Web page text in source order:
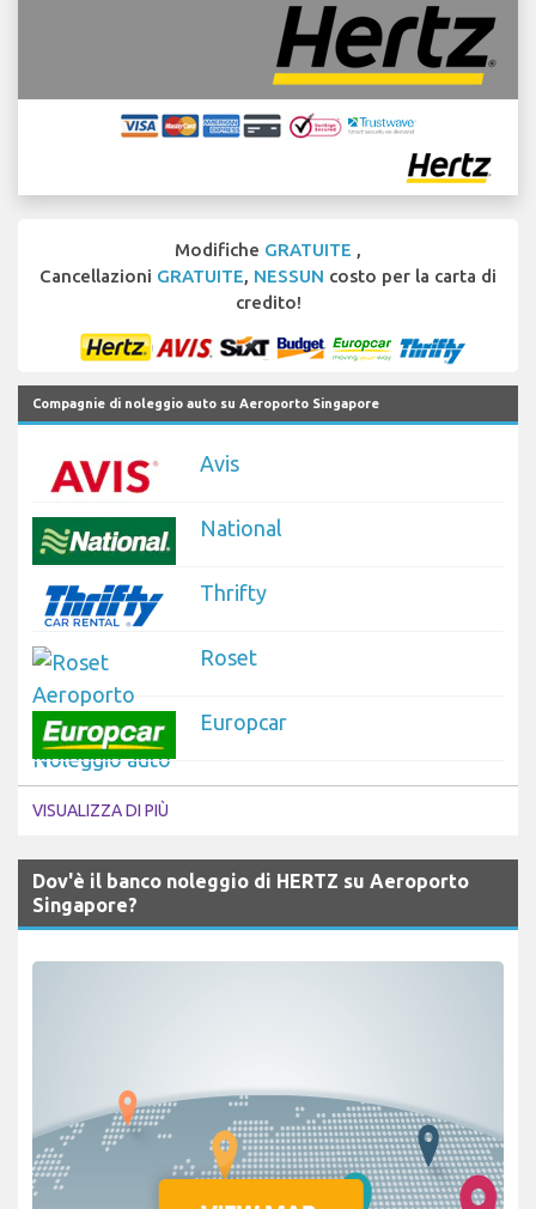
Modifiche GRATUITE ,
Cancellazioni GRATUITE, NESSUN costo per la carta di
credito!
Compagnie di noleggio auto su Aeroporto Singapore
Avis
National
Thrifty
Roset
Europcar
VISUALIZZA DI PIÙ
Dov'è il banco noleggio di HERTZ su Aeroporto
Singapore?